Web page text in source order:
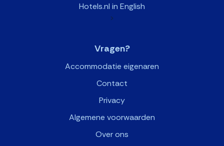
Hotels.nl in English
>
Vragen?
Accommodatie eigenaren
Contact
Privacy
Algemene voorwaarden
Over ons